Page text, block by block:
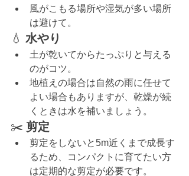
風がこもる場所や湿気が多い場所
は避けて。
💧 水やり
土が乾いてからたっぷりと与える
のがコツ。
地植えの場合は自然の雨に任せて
よい場合もありますが、乾燥が続
くときは水を補いましょう。
✂️ 剪定
剪定をしないと5m近くまで成長す
るため、コンパクトに育てたい方
は定期的な剪定が必要です。